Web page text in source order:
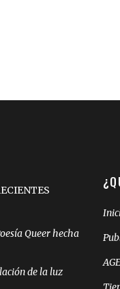
Queer hecha
de la luz